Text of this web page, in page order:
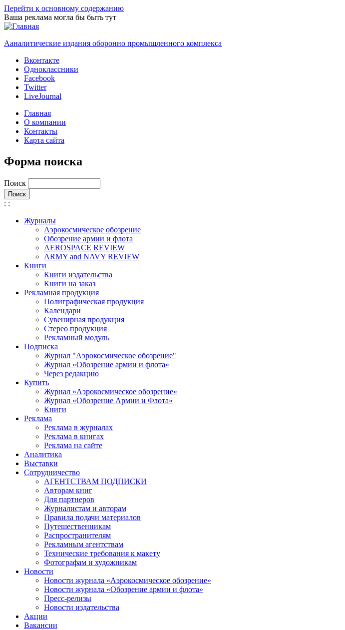
Перейти к основному содержанию
Ваша реклама могла бы быть тут
Ааналитические издания оборонно промышленного комплекса
Вконтакте
Одноклассники
Facebook
Twitter
LiveJournal
Главная
О компании
Контакты
Карта сайта
Форма поиска
Поиск
: :
Журналы
Аэрокосмическое обозрение
Обозрение армии и флота
AEROSPACE REVIEW
ARMY and NAVY REVIEW
Книги
Книги издательства
Книги на заказ
Рекламная продукция
Полиграфическая продукция
Календари
Сувенирная продукция
Стерео продукция
Рекламный модуль
Подписка
Журнал "Аэрокосмическое обозрение"
Журнал «Обозрение армии и флота»
Через редакцию
Купить
Журнал «Аэрокосмическое обозрение»
Журнал «Обозрение Армии и Флота»
Книги
Реклама
Реклама в журналах
Реклама в книгах
Реклама на сайте
Аналитика
Выставки
Сотрудничество
АГЕНТСТВАМ ПОДПИСКИ
Авторам книг
Для партнеров
Журналистам и авторам
Правила подачи материалов
Путешественникам
Распространителям
Рекламным агентствам
Технические требования к макету
Фотографам и художникам
Новости
Новости журнала «Аэрокосмическое обозрение»
Новости журнала «Обозрение армии и флота»
Пресс-релизы
Новости издательства
Акции
Вакансии